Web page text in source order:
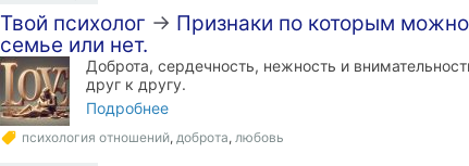
Твой психолог → Признаки по которым
семье или нет.
Доброта, сердечность, нежность и
друг к другу.
Подробнее
психология отношений, доброта, любовь